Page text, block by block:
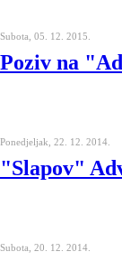
Subota, 05. 12. 2015.
Poziv na
Ponedjeljak, 22. 12. 2014.
"Slapov"
Subota, 20. 12. 2014.